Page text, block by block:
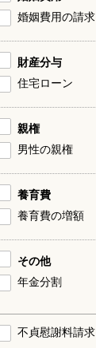
婚姻費用の請求
財産分与
住宅ローン
親権
男性の親権
養育費
養育費の増額
その他
年金分割
不貞慰謝料請求